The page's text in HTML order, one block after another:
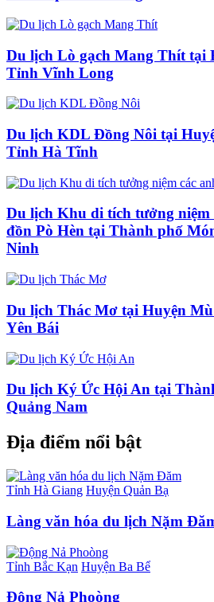
Du lịch Lò gạch Mang Thít tại
Tỉnh Vĩnh Long
Du lịch KDL Đồng Nôi tại
Tỉnh Hà Tĩnh
Du lịch Khu di tích tưởng niệm
đồn Pò Hèn tại Thành phố
Ninh
Du lịch Thác Mơ tại Huyện
Yên Bái
Du lịch Ký Ức Hội An tại
Quảng Nam
Địa điểm nổi bật
Tỉnh Hà Giang Huyện Quản Bạ
Làng văn hóa du lịch Nặm
Tỉnh Bắc Kạn Huyện Ba Bể
Động Nả Phoòng